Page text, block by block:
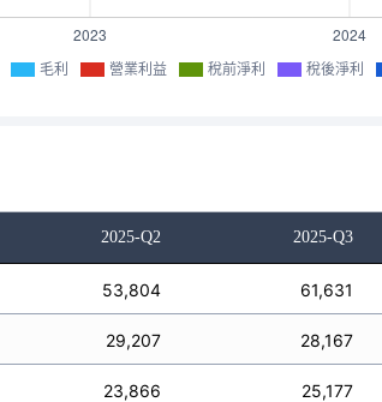
毛利 營業利益 稅前淨利 稅後淨利
2025-Q2 2025-Q3
53,804 61,631
29,207 28,167
23,866 25,177